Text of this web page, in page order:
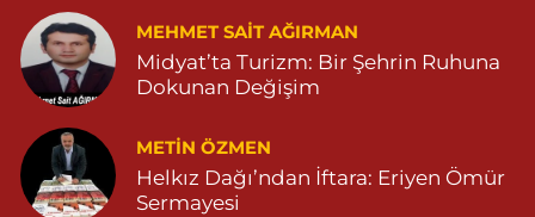
MEHMET SAIT AĞIRMAN
Midyat’ta Turizm: Bir Şehrin Ruhuna
Dokunan Değişim
METIN ÖZMEN
Helkız Dağı’ndan İftara: Eriyen Ömür
Sermayesi